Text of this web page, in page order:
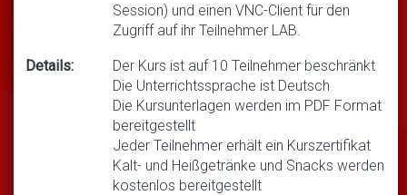
Session) und einen VNC-Client für den
Zugriff auf ihr Teilnehmer LAB.
Details:
Der Kurs ist auf 10 Teilnehmer beschränkt
Die Unterrichtssprache ist Deutsch
Die Kursunterlagen werden im PDF Format
bereitgestellt
Jeder Teilnehmer erhält ein Kurszertifikat
Kalt- und Heißgetränke und Snacks werden
kostenlos bereitgestellt